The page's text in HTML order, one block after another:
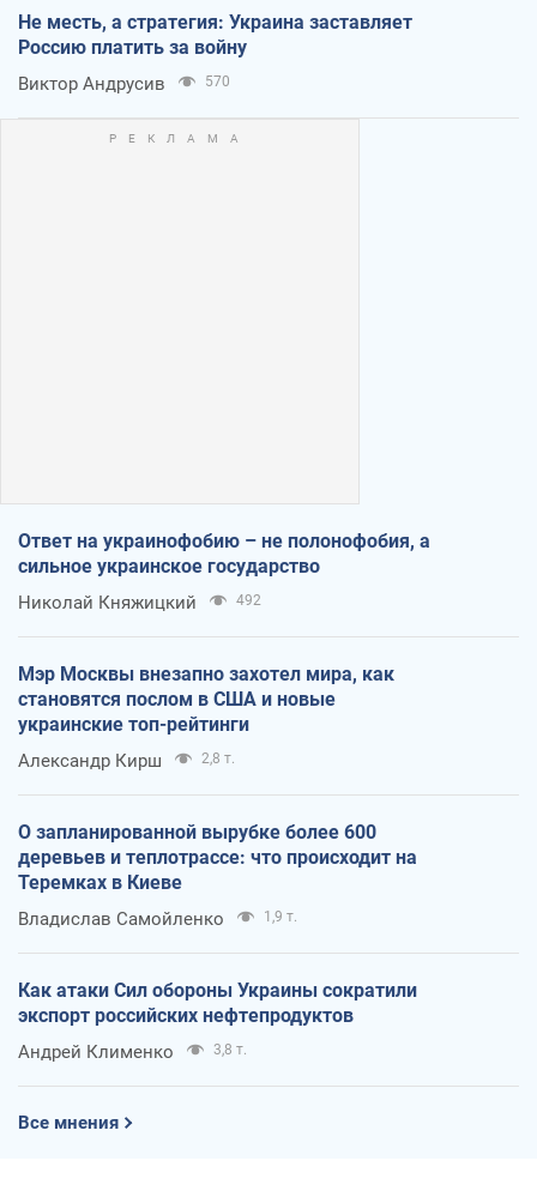
Не месть, а стратегия: Украина заставляет
Россию платить за войну
Виктор Андрусив 570
Ответ на украинофобию – не полонофобия, а
сильное украинское государство
Николай Княжицкий 492
Мэр Москвы внезапно захотел мира, как
становятся послом в США и новые
украинские топ-рейтинги
Александр Кирш 2,8 т.
О запланированной вырубке более 600
деревьев и теплотрассе: что происходит на
Теремках в Киеве
Владислав Самойленко 1,9 т.
Как атаки Сил обороны Украины сократили
экспорт российских нефтепродуктов
Андрей Клименко 3,8 т.
Все мнения